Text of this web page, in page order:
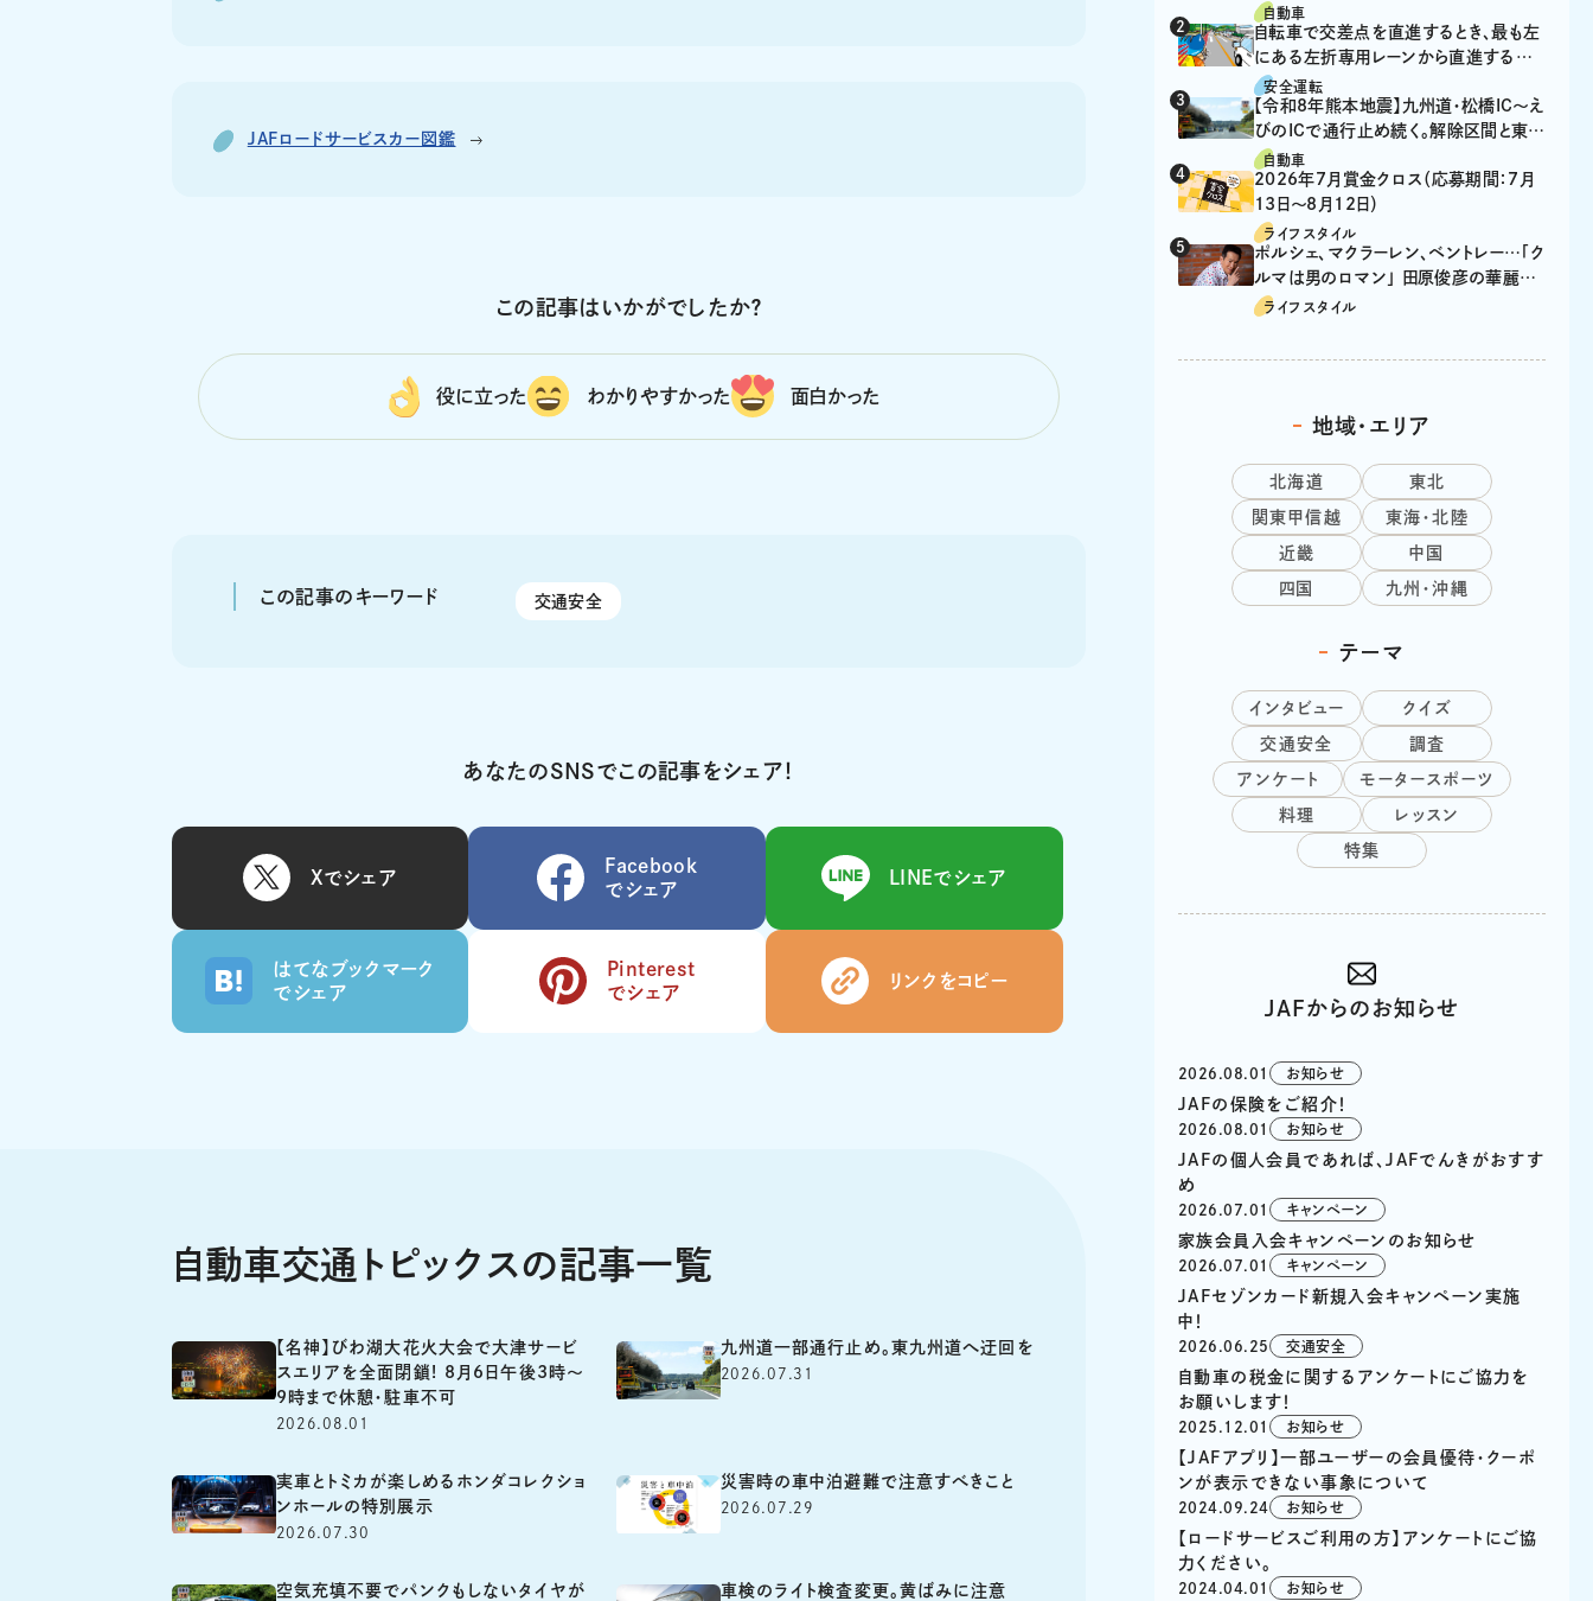
JAFロードサービスカー図鑑
この記事はいかがでしたか？
役に立った わかりやすかった 面白かった
この記事のキーワード 交通安全
あなたのSNSでこの記事をシェア！
Xでシェア
Facebook
でシェア
LINEでシェア
はてなブックマーク
でシェア
Pinterest
でシェア
リンクをコピー
自動車交通トピックスの記事一覧
【名神】びわ湖大花火大会で大津サービ
スエリアを全面閉鎖! 8月6日午後3時～
9時まで休憩・駐車不可
2026.08.01
九州道一部通行止め。東九州道へ迂回を
2026.07.31
実車とトミカが楽しめるホンダコレクショ
ンホールの特別展示
2026.07.30
災害時の車中泊避難で注意すべきこと
2026.07.29
空気充填不要でパンクもしないタイヤが 車検のライト検査変更。黄ばみに注意
自動車
自転車で交差点を直進するとき、最も左
にある左折専用レーンから直進するの
は、違反？
安全運転
【令和8年熊本地震】九州道・松橋IC～え
びのICで通行止め続く。解除区間と東九
州道の迂回ルート
自動車
2026年7月賞金クロス（応募期間：7月
13日～8月12日）
ライフスタイル
ポルシェ、マクラーレン、ベントレー…「ク
ルマは男のロマン」 田原俊彦の華麗な
る愛車遍歴
ライフスタイル
地域・エリア
北海道 東北
関東甲信越 東海・北陸
近畿 中国
四国 九州・沖縄
テーマ
インタビュー クイズ
交通安全 調査
アンケート モータースポーツ
料理 レッスン
特集
JAFからのお知らせ
2026.08.01 お知らせ
JAFの保険をご紹介！
2026.08.01 お知らせ
JAFの個人会員であれば、JAFでんきがおすす
め
2026.07.01 キャンペーン
家族会員入会キャンペーンのお知らせ
2026.07.01 キャンペーン
JAFセゾンカード新規入会キャンペーン実施
中！
2026.06.25 交通安全
自動車の税金に関するアンケートにご協力を
お願いします！
2025.12.01 お知らせ
【JAFアプリ】一部ユーザーの会員優待・クーポ
ンが表示できない事象について
2024.09.24 お知らせ
【ロードサービスご利用の方】アンケートにご協
力ください。
2024.04.01 お知らせ